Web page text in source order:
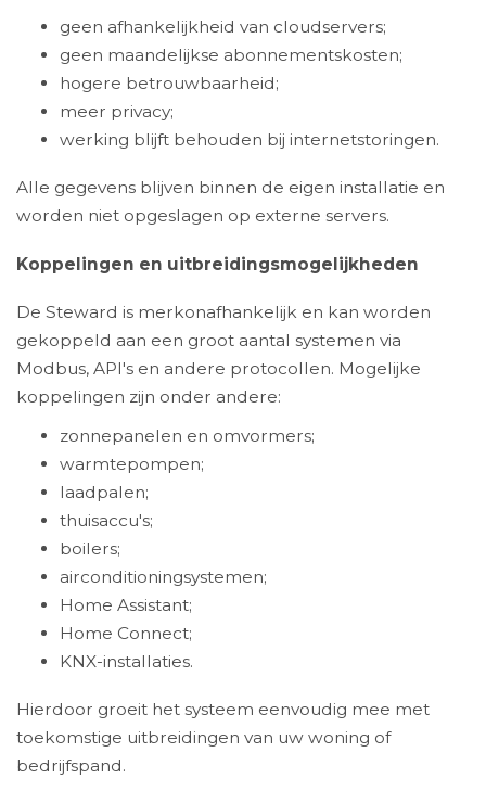
geen afhankelijkheid van cloudservers;
geen maandelijkse abonnementskosten;
hogere betrouwbaarheid;
meer privacy;
werking blijft behouden bij internetstoringen.
Alle gegevens blijven binnen de eigen installatie en
worden niet opgeslagen op externe servers.
Koppelingen en uitbreidingsmogelijkheden
De Steward is merkonafhankelijk en kan worden
gekoppeld aan een groot aantal systemen via
Modbus, API's en andere protocollen. Mogelijke
koppelingen zijn onder andere:
zonnepanelen en omvormers;
warmtepompen;
laadpalen;
thuisaccu's;
boilers;
airconditioningsystemen;
Home Assistant;
Home Connect;
KNX-installaties.
Hierdoor groeit het systeem eenvoudig mee met
toekomstige uitbreidingen van uw woning of
bedrijfspand.